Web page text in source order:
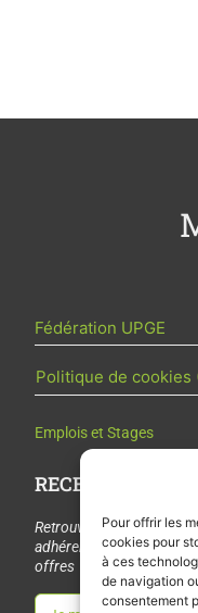
Pour offrir les
cookies pour
à ces
de navigation
consentement
Fédération UPGE
Politique de cookies
Emplois et Stages
RECEVOIR
Retrouvez tous les
adhérents, les rendez-
offres de stages et